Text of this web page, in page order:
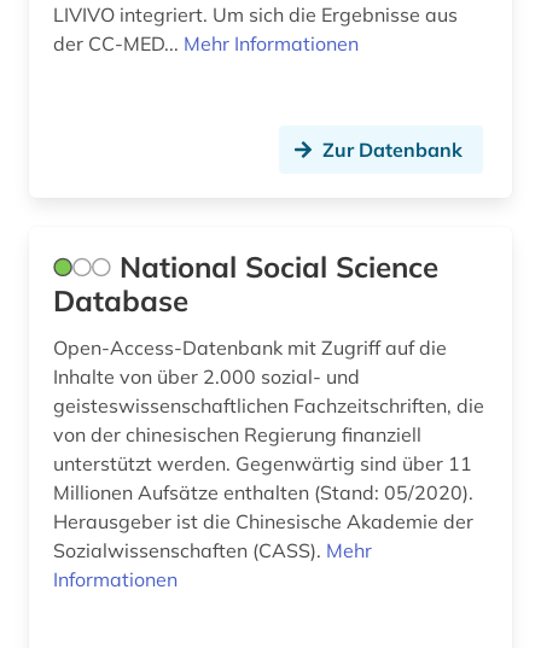
umweltwissenschaften (1)
verlag (1)
verzeichnis (3)
videokonferenz (1)
vorderer orient (1)
wales (1)
LIVIVO integriert. Um sich die Ergebnisse aus
der CC-MED... Mehr Informationen
Zur Datenbank
National Social Science
Database
Open-Access-Datenbank mit Zugriff auf die
Inhalte von über 2.000 sozial- und
geisteswissenschaftlichen Fachzeitschriften, die
von der chinesischen Regierung finanziell
unterstützt werden. Gegenwärtig sind über 11
Millionen Aufsätze enthalten (Stand: 05/2020).
Herausgeber ist die Chinesische Akademie der
Sozialwissenschaften (CASS). Mehr
Informationen